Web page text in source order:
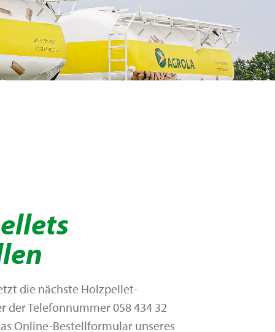
die nächste Holzpellet-
der Telefonnummer 058 434 32
Online-Bestellformular unseres